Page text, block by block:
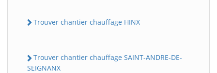
Trouver chantier chauffage HINX
Trouver chantier chauffage SAINT-ANDRE-DE-
SEIGNANX